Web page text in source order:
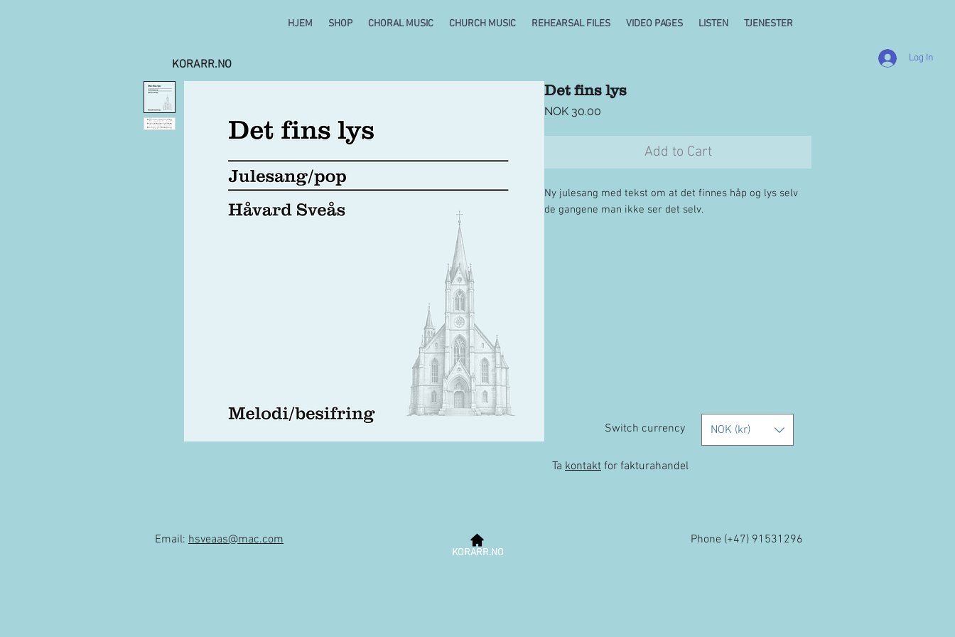
HJEM SHOP CHORAL MUSIC CHURCH MUSIC REHEARSAL FILES VIDEO PAGES LISTEN TJENESTER
KORARR.NO Log In
Det fins lys
NOK 30.00
Add to Cart
Ny julesang med tekst om at det finnes håp og lys selv
de gangene man ikke ser det selv.
NOK (kr)
Switch currency
Ta kontakt for fakturahandel
KORARR.NO
Email: hsveaas@mac.com Phone (+47) 91531296